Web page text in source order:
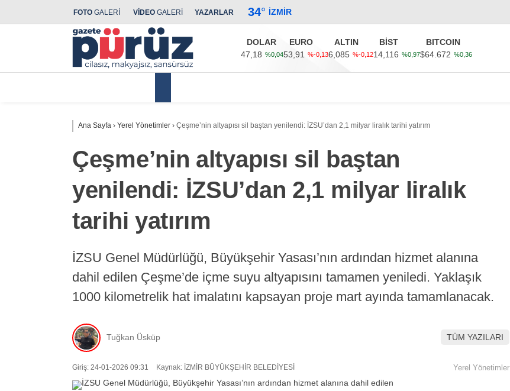
FOTO GALERİ VİDEO GALERİ YAZARLAR 34° İZMIR
DOLAR
47,18 %0,04
EURO
53,91
%-0,13
ALTIN
6,085 %-0,12
BİST
14,116 %0,97
BITCOIN
$64.672 %0,36
Ana Sayfa › Yerel Yönetimler › Çeşme’nin altyapısı sil baştan yenilendi: İZSU’dan 2,1 milyar liralık tarihi yatırım
Çeşme’nin altyapısı sil baştan
yenilendi: İZSU’dan 2,1 milyar liralık
tarihi yatırım
İZSU Genel Müdürlüğü, Büyükşehir Yasası’nın ardından hizmet alanına
dahil edilen Çeşme’de içme suyu altyapısını tamamen yeniledi. Yaklaşık
1000 kilometrelik hat imalatını kapsayan proje mart ayında tamamlanacak.
Tuğkan Üsküp TÜM YAZILARI
Giriş: 24-01-2026 09:31 Kaynak: İZMİR BÜYÜKŞEHİR BELEDİYESİ Yerel Yönetimler